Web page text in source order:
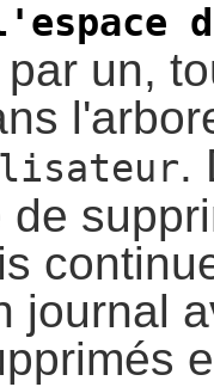
un,
.
de
journal